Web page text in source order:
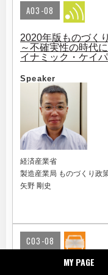
MY PAGE
A03-08
2020年版ものづく
～不確実性の時代
イナミック・ケイ
Speaker
経済産業省
製造産業局 ものづくり政
矢野 剛史
C03-08
withコロナ時代に